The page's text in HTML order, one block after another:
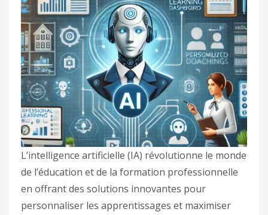
L’intelligence artificielle (IA) révolutionne le monde
de l’éducation et de la formation professionnelle
en offrant des solutions innovantes pour
personnaliser les apprentissages et maximiser